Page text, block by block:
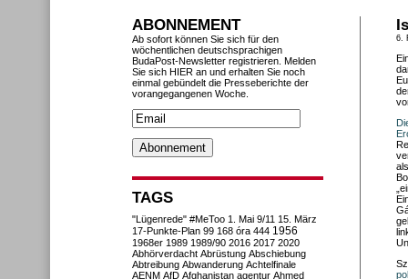
6.
ABONNEMENT
Ab sofort können Sie sich für den
wöchentlichen deutschsprachigen
BudaPost-Newsletter registrieren. Melden
Sie sich HIER an und erhalten Sie noch
einmal gebündelt die Presseberichte der
vorangegangenen Woche.
TAGS
"Lügenrede" #MeToo 1. Mai 9/11 15. März
17-Punkte-Plan 99 168 óra 444 1956
1968er 1989 1989/90 2016 2017 2020
Abhörverdacht Abrüstung Abschiebung
Abtreibung Abwanderung Achtelfinale
AENM AfD Afghanistan agentur Ahmed